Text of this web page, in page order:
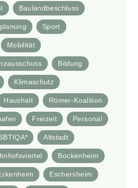
Baulandbeschluss
Sport
Mobilität
Bildung
Klimaschutz
Haushalt Römer-Koalition
Freizeit Personal
Altstadt
Bockenheim
Eschersheim